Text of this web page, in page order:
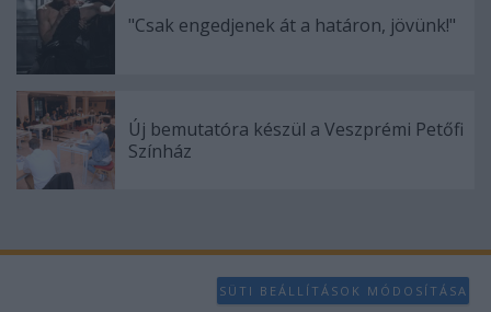
"Csak engedjenek át a határon, jövünk!"
Új bemutatóra készül a Veszprémi Petőfi
Színház
SÜTI BEÁLLÍTÁSOK MÓDOSÍTÁSA